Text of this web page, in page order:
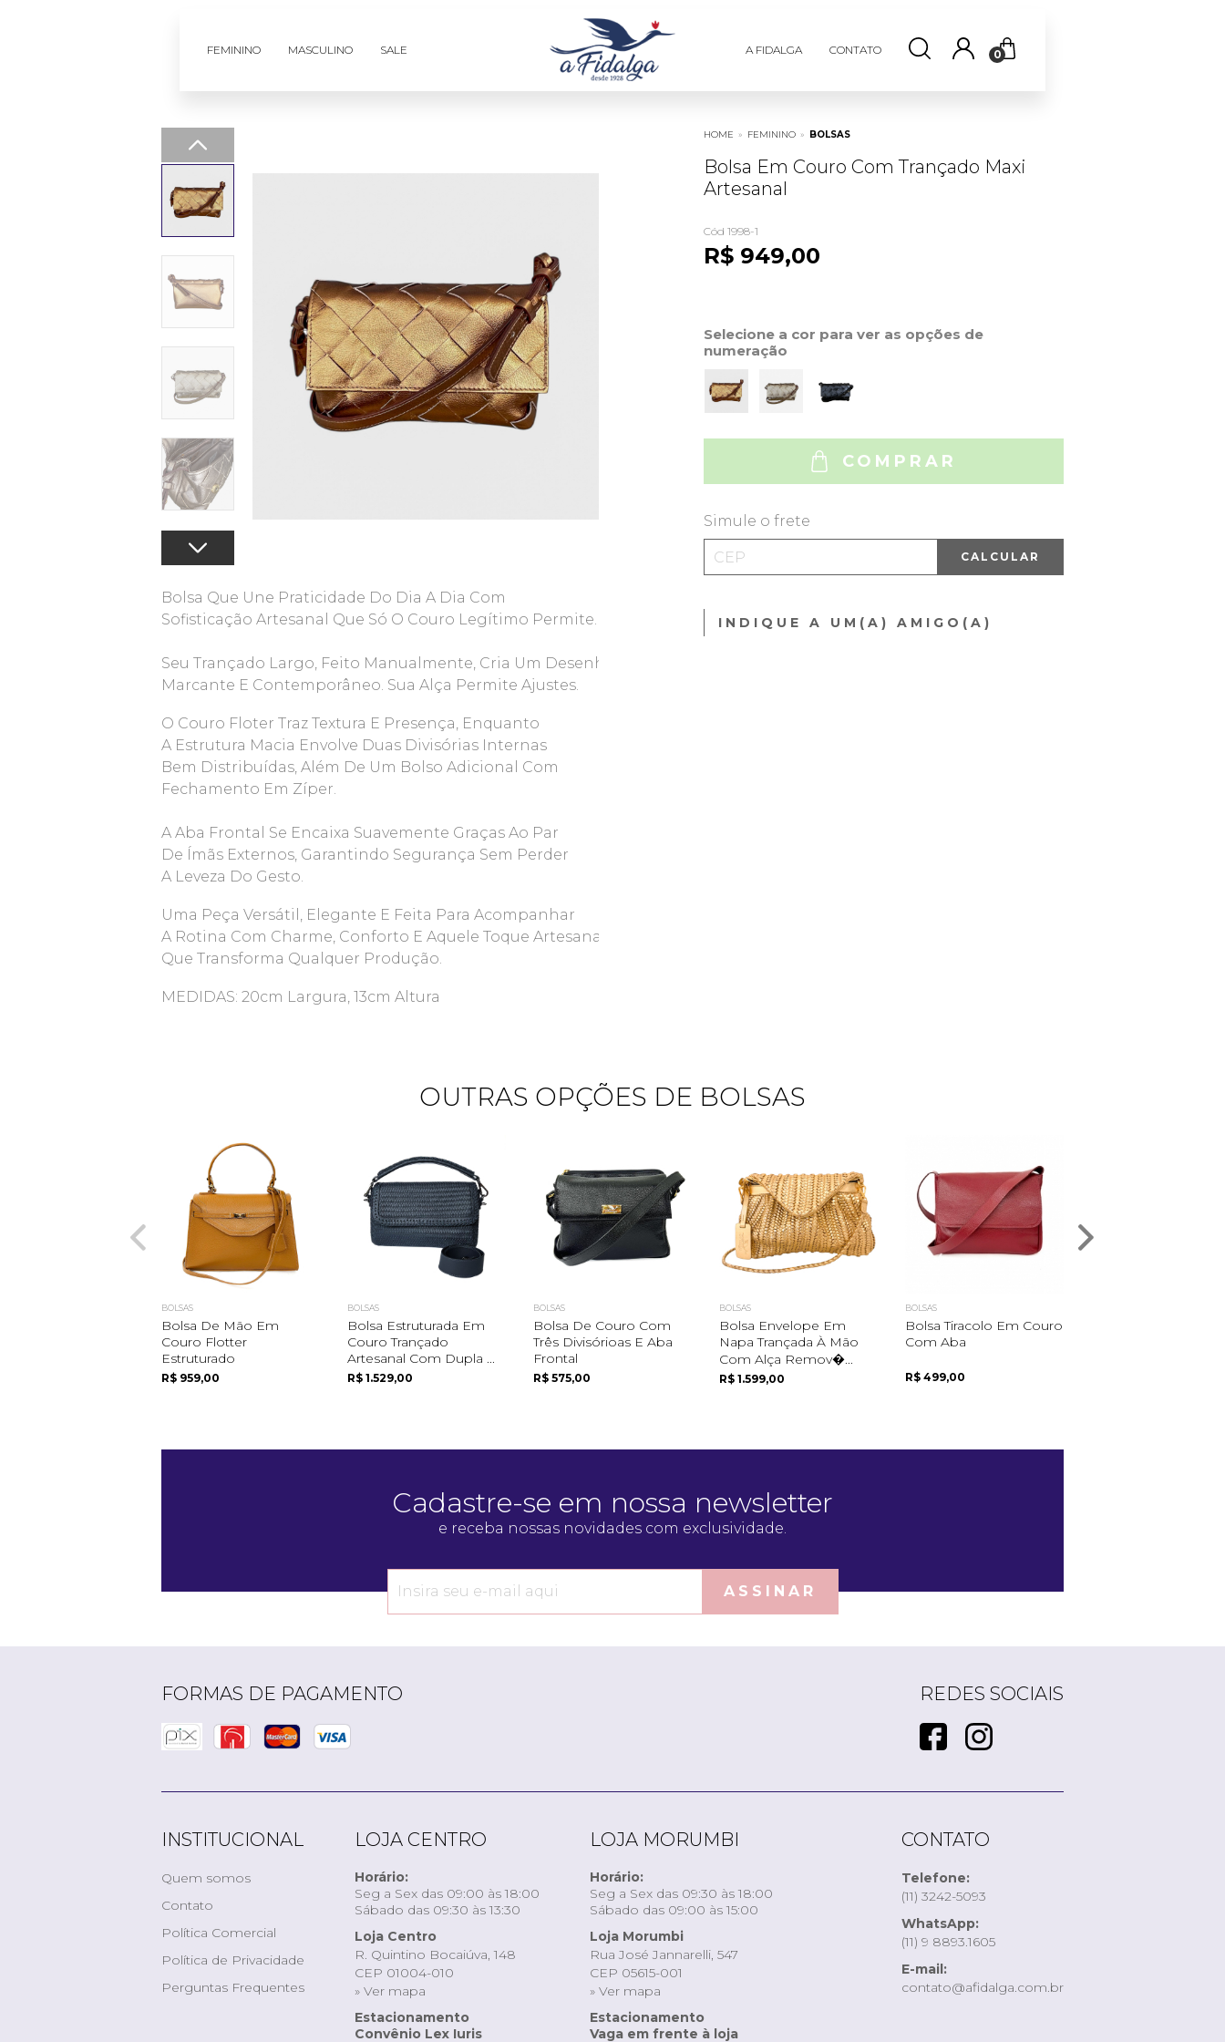
0
FEMININO MASCULINO SALE A FIDALGA CONTATO
Bolsa Que Une Praticidade Do Dia A Dia Com
Sofisticação Artesanal Que Só O Couro Legítimo Permite.
Seu Trançado Largo, Feito Manualmente, Cria Um Desenho
Marcante E Contemporâneo. Sua Alça Permite Ajustes.
O Couro Floter Traz Textura E Presença, Enquanto
A Estrutura Macia Envolve Duas Divisórias Internas
Bem Distribuídas, Além De Um Bolso Adicional Com
Fechamento Em Zíper.
A Aba Frontal Se Encaixa Suavemente Graças Ao Par
De Ímãs Externos, Garantindo Segurança Sem Perder
A Leveza Do Gesto.
Uma Peça Versátil, Elegante E Feita Para Acompanhar
A Rotina Com Charme, Conforto E Aquele Toque Artesanal
Que Transforma Qualquer Produção.
MEDIDAS: 20cm Largura, 13cm Altura
HOME » FEMININO » BOLSAS
Bolsa Em Couro Com Trançado Maxi
Artesanal
Cód 1998-1
R$ 949,00
Selecione a cor para ver as opções de
numeração
COMPRAR
Simule o frete
CALCULAR
INDIQUE A UM(A) AMIGO(A)
OUTRAS OPÇÕES DE BOLSAS
BOLSAS
Bolsa De Mão Em
Couro Flotter
Estruturado
R$ 959,00
BOLSAS
Bolsa Estruturada Em
Couro Trançado
Artesanal Com Dupla ...
R$ 1.529,00
BOLSAS
Bolsa De Couro Com
Três Divisórioas E Aba
Frontal
R$ 575,00
BOLSAS
Bolsa Envelope Em
Napa Trançada À Mão
Com Alça Remov�...
R$ 1.599,00
BOLSAS
Bolsa Tiracolo Em Couro
Com Aba
R$ 499,00
Cadastre-se em nossa newsletter
e receba nossas novidades com exclusividade.
ASSINAR
FORMAS DE PAGAMENTO REDES SOCIAIS
INSTITUCIONAL
Quem somos
Contato
Política Comercial
Política de Privacidade
Perguntas Frequentes
LOJA CENTRO
Horário:
Seg a Sex das 09:00 às 18:00
Sábado das 09:30 às 13:30
Loja Centro
R. Quintino Bocaiúva, 148
CEP 01004-010
» Ver mapa
Estacionamento
Convênio Lex Iuris
LOJA MORUMBI
Horário:
Seg a Sex das 09:30 às 18:00
Sábado das 09:00 às 15:00
Loja Morumbi
Rua José Jannarelli, 547
CEP 05615-001
» Ver mapa
Estacionamento
Vaga em frente à loja
CONTATO
Telefone:
(11) 3242-5093
WhatsApp:
(11) 9 8893.1605
E-mail:
contato@afidalga.com.br